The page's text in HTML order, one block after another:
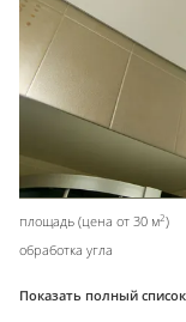
площадь (цена от 30 м2)
обработка угла
Показать полный список